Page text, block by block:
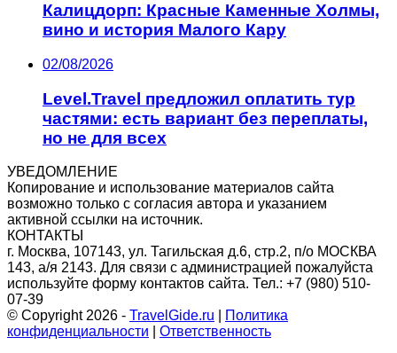
Калицдорп: Красные Каменные Холмы,
вино и история Малого Кару
02/08/2026
Level.Travel предложил оплатить тур
частями: есть вариант без переплаты,
но не для всех
УВЕДОМЛЕНИЕ
Копирование и использование материалов сайта
возможно только c согласия автора и указанием
активной ссылки на источник.
КОНТАКТЫ
г. Москва, 107143, ул. Тагильская д.6, стр.2, п/о МОСКВА
143, а/я 2143. Для связи с администрацией пожалуйста
используйте форму контактов сайта. Тел.: +7 (980) 510-
07-39
© Copyright 2026 - TravelGide.ru
Политика
конфиденциальности
Ответственность